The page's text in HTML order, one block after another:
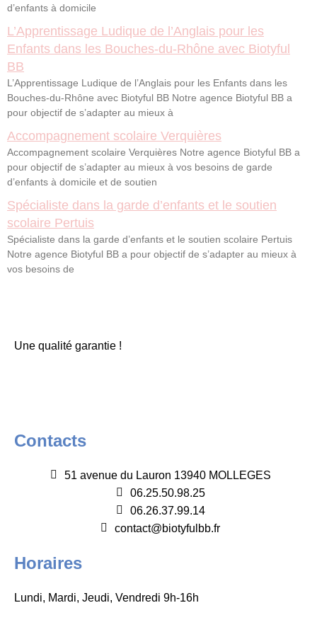
d’enfants à domicile
L’Apprentissage Ludique de l’Anglais pour les
Enfants dans les Bouches-du-Rhône avec Biotyful
BB
L’Apprentissage Ludique de l’Anglais pour les Enfants dans les
Bouches-du-Rhône avec Biotyful BB Notre agence Biotyful BB a
pour objectif de s’adapter au mieux à
Accompagnement scolaire Verquières
Accompagnement scolaire Verquières Notre agence Biotyful BB a
pour objectif de s’adapter au mieux à vos besoins de garde
d’enfants à domicile et de soutien
Spécialiste dans la garde d’enfants et le soutien
scolaire Pertuis
Spécialiste dans la garde d’enfants et le soutien scolaire Pertuis
Notre agence Biotyful BB a pour objectif de s’adapter au mieux à
vos besoins de
Une qualité garantie !
Contacts
51 avenue du Lauron 13940 MOLLEGES
06.25.50.98.25
06.26.37.99.14
contact@biotyfulbb.fr
Horaires
Lundi, Mardi, Jeudi, Vendredi 9h-16h